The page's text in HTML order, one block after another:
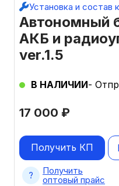
Автономный
АКБ и
ver.1.5
17 000 ₽
В НАЛИЧИИ-
Установка и состав
Получить КП
Получить
оптовый прайс